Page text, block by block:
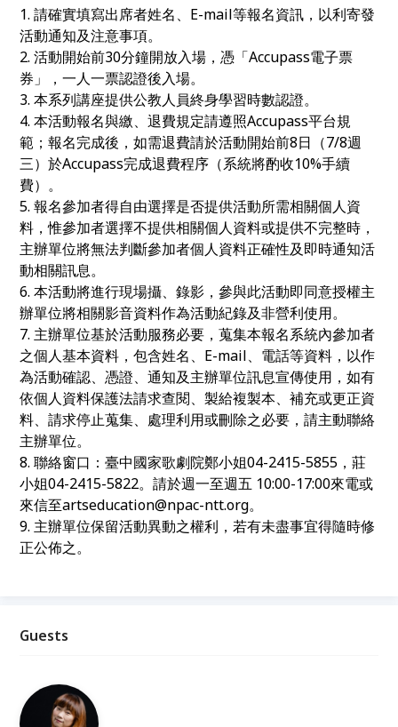
1. 請確實填寫出席者姓名、E-mail等報名資訊，以利寄發
活動通知及注意事項。
2. 活動開始前30分鐘開放入場，憑「Accupass電子票
券」，一人一票認證後入場。
3. 本系列講座提供公教人員終身學習時數認證。
4. 本活動報名與繳、退費規定請遵照Accupass平台規
範；報名完成後，如需退費請於活動開始前8日（7/8週
三）於Accupass完成退費程序（系統將酌收10%手續
費）。
5. 報名參加者得自由選擇是否提供活動所需相關個人資
料，惟參加者選擇不提供相關個人資料或提供不完整時，
主辦單位將無法判斷參加者個人資料正確性及即時通知活
動相關訊息。
6. 本活動將進行現場攝、錄影，參與此活動即同意授權主
辦單位將相關影音資料作為活動紀錄及非營利使用。
7. 主辦單位基於活動服務必要，蒐集本報名系統內參加者
之個人基本資料，包含姓名、E-mail、電話等資料，以作
為活動確認、憑證、通知及主辦單位訊息宣傳使用，如有
依個人資料保護法請求查閱、製給複製本、補充或更正資
料、請求停止蒐集、處理利用或刪除之必要，請主動聯絡
主辦單位。
8. 聯絡窗口：臺中國家歌劇院鄭小姐04-2415-5855，莊
小姐04-2415-5822。請於週一至週五 10:00-17:00來電或
來信至artseducation@npac-ntt.org。
9. 主辦單位保留活動異動之權利，若有未盡事宜得隨時修
正公佈之。
Guests